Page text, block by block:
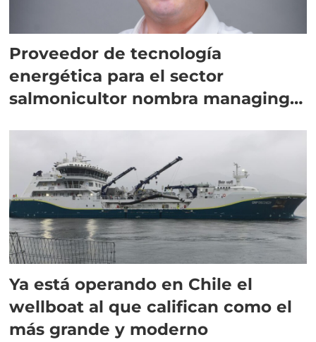
Proveedor de tecnología
energética para el sector
salmonicultor nombra managing
Ya está operando en Chile el
wellboat al que califican como el
más grande y moderno